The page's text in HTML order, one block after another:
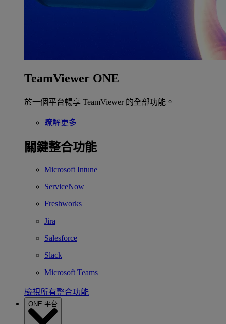
TeamViewer ONE
於一個平台暢享 TeamViewer 的全部功能。
瞭解更多
關鍵整合功能
Microsoft Intune
ServiceNow
Freshworks
Jira
Salesforce
Slack
Microsoft Teams
檢視所有整合功能
ONE 平台